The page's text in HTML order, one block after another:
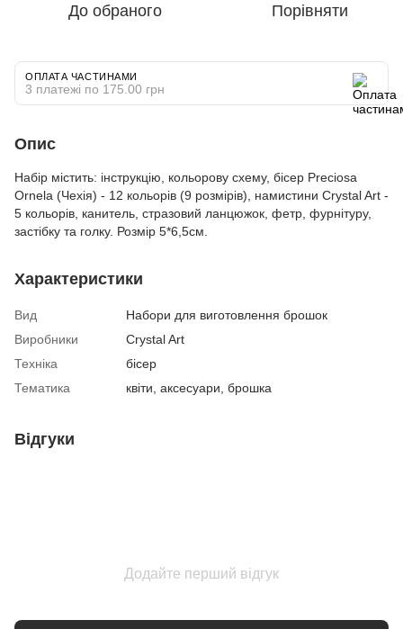
До обраного Порівняти
ОПЛАТА ЧАСТИНАМИ
3 платежі по 175.00 грн
Опис
Набір містить: інструкцію, кольорову схему, бісер Preciosa
Ornela (Чехія) - 12 кольорів (9 розмірів), намистини Crystal Art -
5 кольорів, канитель, стразовий ланцюжок, фетр, фурнітуру,
застібку та голку. Розмір 5*6,5см.
Характеристики
Вид
Набори для виготовлення брошок
Виробники
Crystal Art
Техніка
бісер
Тематика
квіти, аксесуари, брошка
Відгуки
Додайте перший відгук